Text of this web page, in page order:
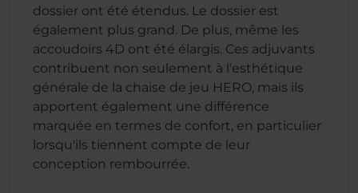
dossier ont été étendus. Le dossier est
également plus grand. De plus, même les
accoudoirs 4D ont été élargis. Ces adjuvants
contribuent non seulement à l'esthétique
générale de la chaise de jeu HERO, mais ils
apportent également une différence
marquée en termes de confort, en particulier
lorsqu'ils tiennent compte de leur
conception rembourrée.